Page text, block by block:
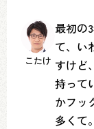
こたけ
最初の
て、い
すけど
持って
かフッ
多くて